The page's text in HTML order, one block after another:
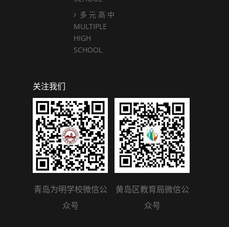
多 元 高 中
MULTIPLE
HIGH
SCHOOL
关注我们
青岛为明学校微信公
众号
黄岛区教育局微信公
众号